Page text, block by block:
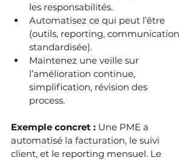
les responsabilités.
Automatisez ce qui peut l’être
(outils, reporting, communication
standardisée).
Maintenez une veille sur
l’amélioration continue,
simplification, révision des
process.
Exemple concret : Une PME a
automatisé la facturation, le suivi
client, et le reporting mensuel. Le